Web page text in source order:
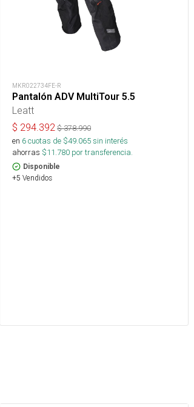
MKR022734FE-R
Pantalón ADV MultiTour 5.5
Leatt
$ 294.392 $378.990
en 6cuotas de $49.065sin interés
ahorras $11.780 por transferencia.
Disponible
+5 Vendidos